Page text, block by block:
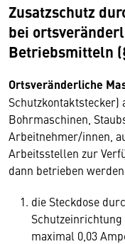
Zusatzschutz
bei
Betriebsmitteln
Ortsveränderliche
Schutzkontaktstecker)
Bohrmaschinen,
Arbeitnehmer/innen,
Arbeitsstellen zur
dann betrieben
die Steckdose
maximal 0,03